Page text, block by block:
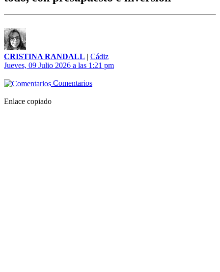
CRISTINA RANDALL | Cádiz
Jueves, 09 Julio 2026 a las 1:21 pm
Comentarios
Enlace copiado